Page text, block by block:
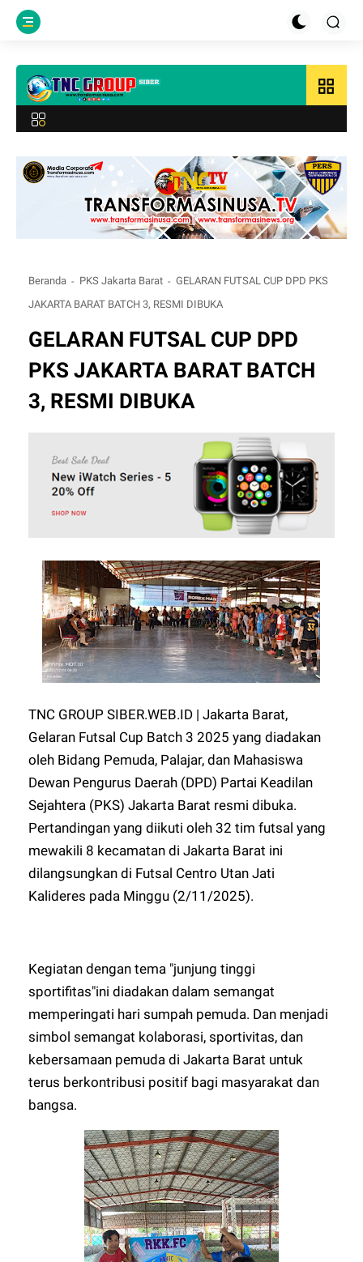
grid_view
Beranda PKS Jakarta Barat
GELARAN FUTSAL CUP DPD PKS
JAKARTA BARAT BATCH 3, RESMI DIBUKA
GELARAN FUTSAL CUP DPD
PKS JAKARTA BARAT BATCH
3, RESMI DIBUKA
TNC GROUP SIBER.WEB.ID | Jakarta Barat,
Gelaran Futsal Cup Batch 3 2025 yang diadakan
oleh Bidang Pemuda, Palajar, dan Mahasiswa
Dewan Pengurus Daerah (DPD) Partai Keadilan
Sejahtera (PKS) Jakarta Barat resmi dibuka.
Pertandingan yang diikuti oleh 32 tim futsal yang
mewakili 8 kecamatan di Jakarta Barat ini
dilangsungkan di Futsal Centro Utan Jati
Kalideres pada Minggu (2/11/2025).
Kegiatan dengan tema "junjung tinggi
sportifitas"ini diadakan dalam semangat
memperingati hari sumpah pemuda. Dan menjadi
simbol semangat kolaborasi, sportivitas, dan
kebersamaan pemuda di Jakarta Barat untuk
terus berkontribusi positif bagi masyarakat dan
bangsa.